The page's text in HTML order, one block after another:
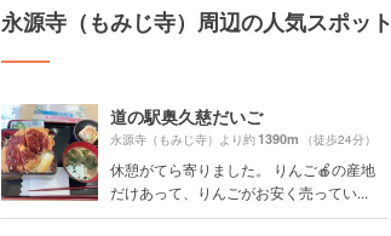
永源寺（もみじ寺）周辺の人気スポット
道の駅奥久慈だいご
永源寺（もみじ寺）より約1390m （徒歩24分）
休憩がてら寄りました。 りんご🍎の産地
だけあって、りんごがお安く売ってい...